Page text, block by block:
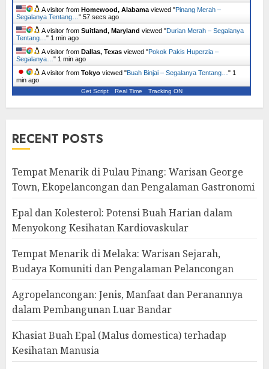
A visitor from Homewood, Alabama viewed "Pinang Merah –
Segalanya Tentang… " 58 secs ago
A visitor from Suitland, Maryland viewed "Durian Merah – Segalanya
Tentang… " 1 min ago
A visitor from Dallas, Texas viewed "Pokok Pakis Huperzia –
Segalanya… " 1 min ago
A visitor from Tokyo viewed "Buah Binjai – Segalanya Tentang… " 1
min ago
Get Script Real Time Tracking ON
RECENT POSTS
Tempat Menarik di Pulau Pinang: Warisan George
Town, Ekopelancongan dan Pengalaman Gastronomi
Epal dan Kolesterol: Potensi Buah Harian dalam
Menyokong Kesihatan Kardiovaskular
Tempat Menarik di Melaka: Warisan Sejarah,
Budaya Komuniti dan Pengalaman Pelancongan
Agropelancongan: Jenis, Manfaat dan Peranannya
dalam Pembangunan Luar Bandar
Khasiat Buah Epal (Malus domestica) terhadap
Kesihatan Manusia